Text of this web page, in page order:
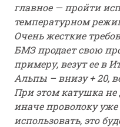
главное — пройти
температурном
Очень жесткие
БМЗ продает свою
примеру, везут ее в
Альпы – внизу + 20,
При этом катушка
иначе проволоку уже
использовать, это